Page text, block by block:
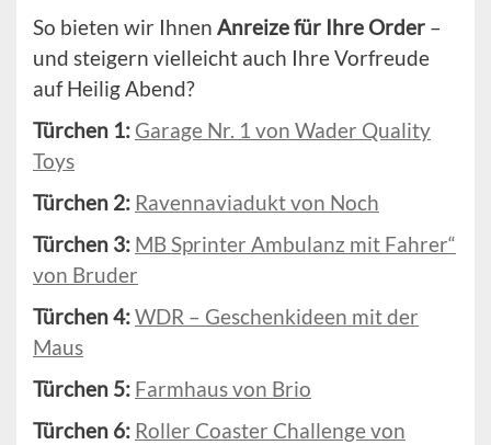
So bieten wir Ihnen Anreize für Ihre Order –
und steigern vielleicht auch Ihre Vorfreude
auf Heilig Abend?
Türchen 1: Garage Nr. 1 von Wader Quality
Toys
Türchen 2: Ravennaviadukt von Noch
Türchen 3: MB Sprinter Ambulanz mit Fahrer“
von Bruder
Türchen 4:WDR – Geschenkideen mit der
Maus
Türchen 5: Farmhaus von Brio
Türchen 6: Roller Coaster Challenge von